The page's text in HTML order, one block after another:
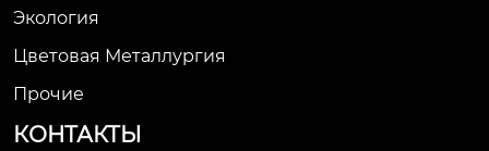
Экология
Цветовая Металлургия
Прочие
КОНТАКТЫ